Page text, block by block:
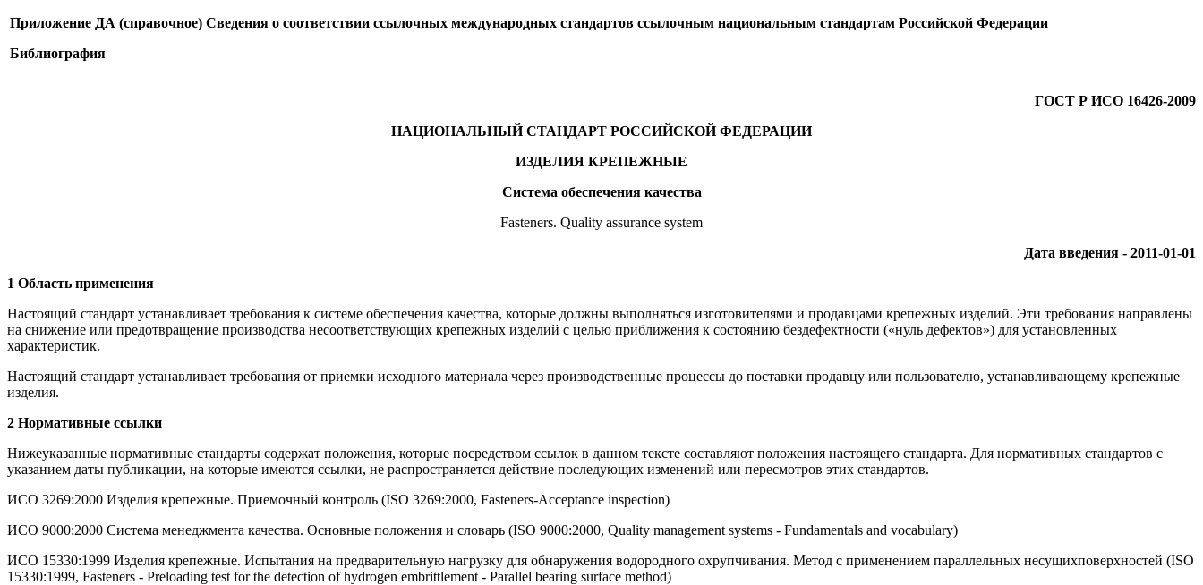
Приложение ДА (справочное) Сведения о соответствии ссылочных международных стандартов ссылочным национальным стандартам Российской Федерации
Библиография
ГОСТ Р ИСО 16426-2009
НАЦИОНАЛЬНЫЙ СТАНДАРТ РОССИЙСКОЙ ФЕДЕРАЦИИ
ИЗДЕЛИЯ КРЕПЕЖНЫЕ
Система обеспечения качества
Fasteners. Quality assurance system
Дата введения - 2011-01-01
1 Область применения
Настоящий стандарт устанавливает требования к системе обеспечения качества, которые должны выполняться изготовителями и продавцами крепежных изделий. Эти требования направлены
на снижение или предотвращение производства несоответствующих крепежных изделий с целью приближения к состоянию бездефектности («нуль дефектов») для установленных
характеристик.
Настоящий стандарт устанавливает требования от приемки исходного материала через производственные процессы до поставки продавцу или пользователю, устанавливающему крепежные
изделия.
2 Нормативные ссылки
Нижеуказанные нормативные стандарты содержат положения, которые посредством ссылок в данном тексте составляют положения настоящего стандарта. Для нормативных стандартов с
указанием даты публикации, на которые имеются ссылки, не распространяется действие последующих изменений или пересмотров этих стандартов.
ИСО 3269:2000 Изделия крепежные. Приемочный контроль (ISO 3269:2000, Fasteners-Acceptance inspection)
ИСО 9000:2000 Система менеджмента качества. Основные положения и словарь (ISO 9000:2000, Quality management systems - Fundamentals and vocabulary)
ИСО 15330:1999 Изделия крепежные. Испытания на предварительную нагрузку для обнаружения водородного охрупчивания. Метод с применением параллельных несущихповерхностей (ISO
15330:1999, Fasteners - Preloading test for the detection of hydrogen embrittlement - Parallel bearing surface method)